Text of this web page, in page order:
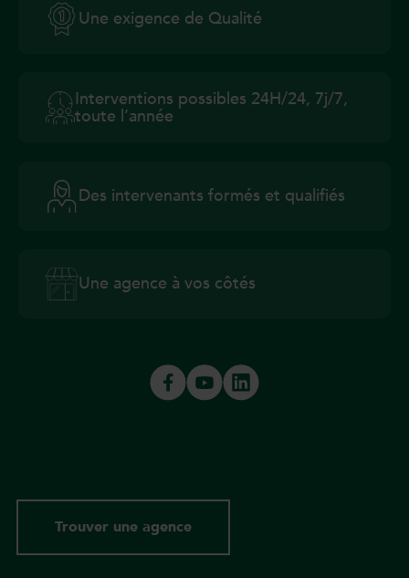
Une exigence de Qualité
Interventions possibles 24H/24, 7j/7,
toute l’année
Des intervenants formés et qualifiés
Une agence à vos côtés
Trouver une agence